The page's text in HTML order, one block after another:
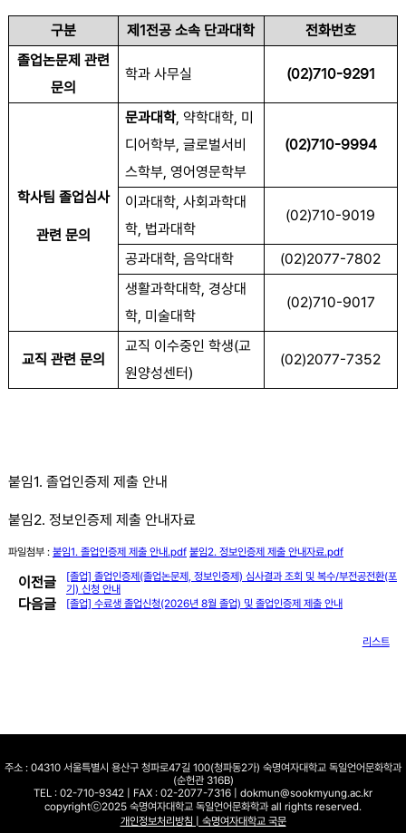
구분 제1전공 소속 단과대학
전화번호
졸업논문제 관련
문의
학과 사무실 (02)710-9291
학사팀 졸업심사
관련 문의
문과대학, 약학대학, 미
디어학부, 글로벌서비
스학부, 영어영문학부
(02)710-9994
이과대학, 사회과학대
학, 법과대학
(02)710-9019
공과대학, 음악대학
(02)2077-7802
생활과학대학, 경상대
학, 미술대학
(02)710-9017
교직 관련 문의
교직 이수중인 학생(교
원양성센터)
(02)2077-7352
붙임1. 졸업인증제 제출 안내
붙임2. 정보인증제 제출 안내자료
파일첨부 : 붙임1. 졸업인증제 제출 안내.pdf 붙임2. 정보인증제 제출 안내자료.pdf
이전글
[졸업] 졸업인증제(졸업논문제, 정보인증제) 심사결과 조회 및 복수/부전공전환(포
기) 신청 안내
다음글 [졸업] 수료생 졸업신청(2026년 8월 졸업) 및 졸업인증제 제출 안내
리스트
주소 : 04310 서울특별시 용산구 청파로47길 100(청파동2가) 숙명여자대학교 독일언어문화학과
(순헌관 316B)
TEL : 02-710-9342 | FAX : 02-2077-7316 | dokmun@sookmyung.ac.kr
copyrightⓒ2025 숙명여자대학교 독일언어문화학과 all rights reserved.
개인정보처리방침 | 숙명여자대학교 국문